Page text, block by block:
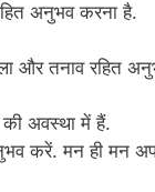
अनुभव करना है.
और तनाव रहित
की अवस्था में हैं.
करें. मन ही मन